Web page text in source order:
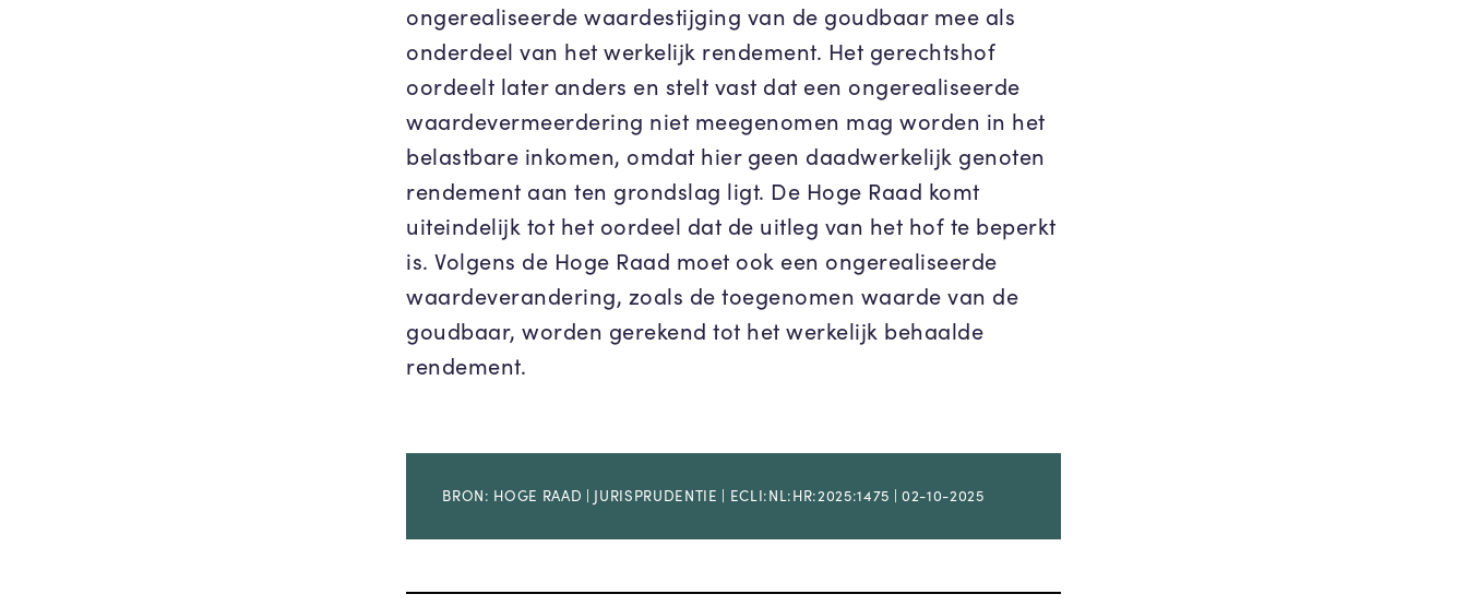
ongerealiseerde waardestijging van de goudbaar mee als
onderdeel van het werkelijk rendement. Het gerechtshof
oordeelt later anders en stelt vast dat een ongerealiseerde
waardevermeerdering niet meegenomen mag worden in het
belastbare inkomen, omdat hier geen daadwerkelijk genoten
rendement aan ten grondslag ligt. De Hoge Raad komt
uiteindelijk tot het oordeel dat de uitleg van het hof te beperkt
is. Volgens de Hoge Raad moet ook een ongerealiseerde
waardeverandering, zoals de toegenomen waarde van de
goudbaar, worden gerekend tot het werkelijk behaalde
rendement.
BRON: HOGE RAAD | JURISPRUDENTIE | ECLI:NL:HR:2025:1475 | 02-10-2025